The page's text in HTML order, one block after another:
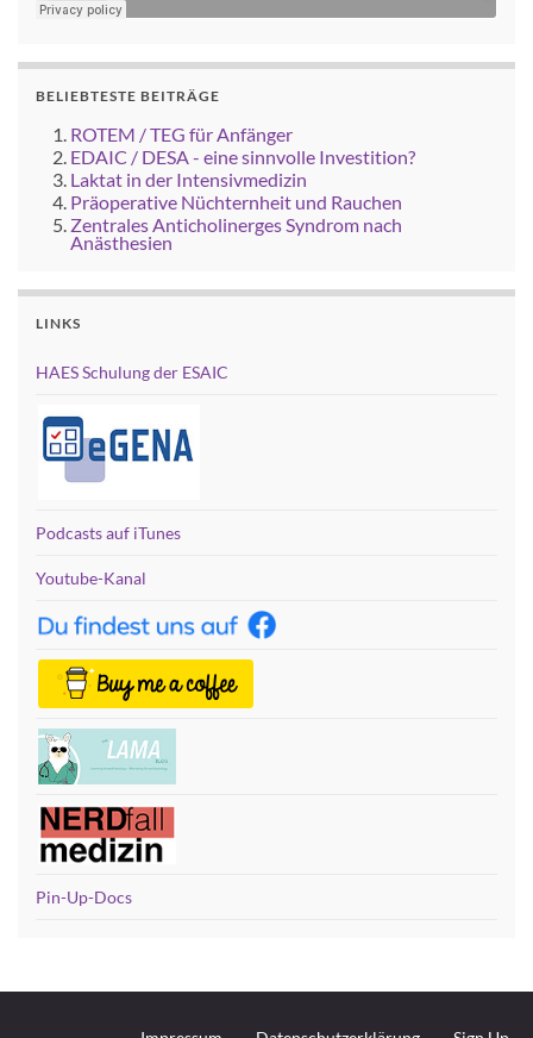
BELIEBTESTE BEITRÄGE
ROTEM / TEG für Anfänger
EDAIC / DESA - eine sinnvolle Investition?
Laktat in der Intensivmedizin
Präoperative Nüchternheit und Rauchen
Zentrales Anticholinerges Syndrom nach
Anästhesien
LINKS
HAES Schulung der ESAIC
Podcasts auf iTunes
Youtube-Kanal
Pin-Up-Docs